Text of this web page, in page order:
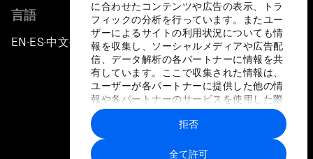
に合わせたコンテンツや広告の表示、トラ
フィックの分析を行っています。またユー
ザーによるサイトの利用状況についても情
報を収集し、ソーシャルメディアや広告配
信、データ解析の各パートナーに情報を共
有しています。ここで収集された情報は、
ユーザーが各パートナーに提供した他の情
報や各パートナーのサービスを使用した際
に収集された情報と組み合わされ、各パー
トナーによって使用されることがありま
す。
全て許可
拒否
言語
EN ▪ ES▪中文▪ 日本語
プライバシーポリシーと利用規約